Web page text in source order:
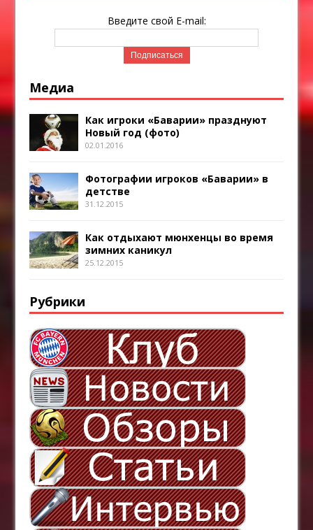
Введите свой E-mail:
Медиа
Как игроки «Баварии» празднуют
Новый год (фото)
02.01.2016
Фотографии игроков «Баварии» в
детстве
31.12.2015
Как отдыхают мюнхенцы во время
зимних каникул
25.12.2015
Рубрики